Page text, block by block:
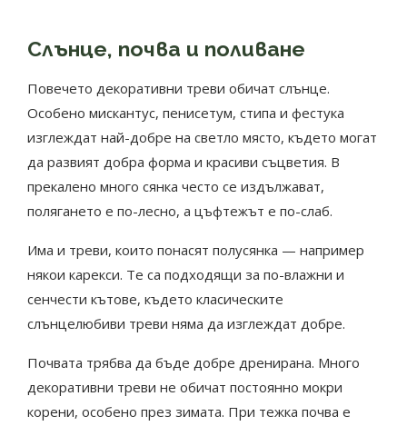
Слънце, почва и поливане
Повечето декоративни треви обичат слънце.
Особено мискантус, пенисетум, стипа и фестука
изглеждат най-добре на светло място, където могат
да развият добра форма и красиви съцветия. В
прекалено много сянка често се издължават,
полягането е по-лесно, а цъфтежът е по-слаб.
Има и треви, които понасят полусянка — например
някои карекси. Те са подходящи за по-влажни и
сенчести кътове, където класическите
слънцелюбиви треви няма да изглеждат добре.
Почвата трябва да бъде добре дренирана. Много
декоративни треви не обичат постоянно мокри
корени, особено през зимата. При тежка почва е